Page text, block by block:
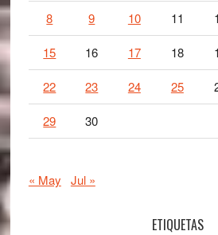
8 9 10 11
15 16 17 18
22 23 24 25
29 30
« May Jul »
ETIQUETAS